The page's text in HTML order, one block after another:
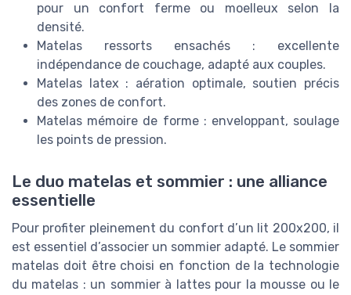
pour un confort ferme ou moelleux selon la
densité.
Matelas ressorts ensachés : excellente
indépendance de couchage, adapté aux couples.
Matelas latex : aération optimale, soutien précis
des zones de confort.
Matelas mémoire de forme : enveloppant, soulage
les points de pression.
Le duo matelas et sommier : une alliance
essentielle
Pour profiter pleinement du confort d’un lit 200x200, il
est essentiel d’associer un sommier adapté. Le sommier
matelas doit être choisi en fonction de la technologie
du matelas : un sommier à lattes pour la mousse ou le